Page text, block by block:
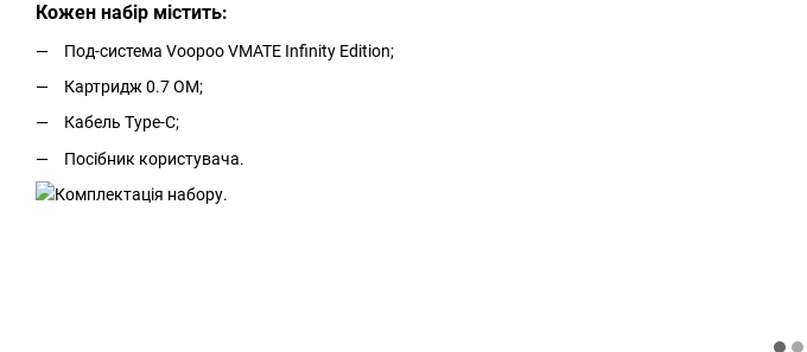
Кожен набір містить:
Под-система Voopoo VMATE Infinity Edition;
Картридж 0.7 ОМ;
Кабель Type-C;
Посібник користувача.